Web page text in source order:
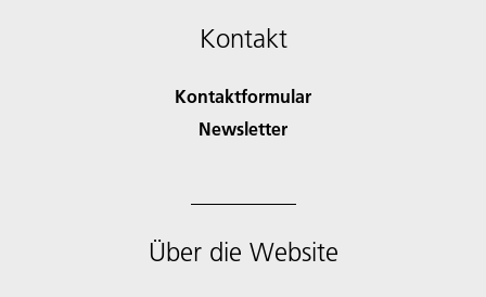
Kontakt
Kontaktformular
Newsletter
Über die Website